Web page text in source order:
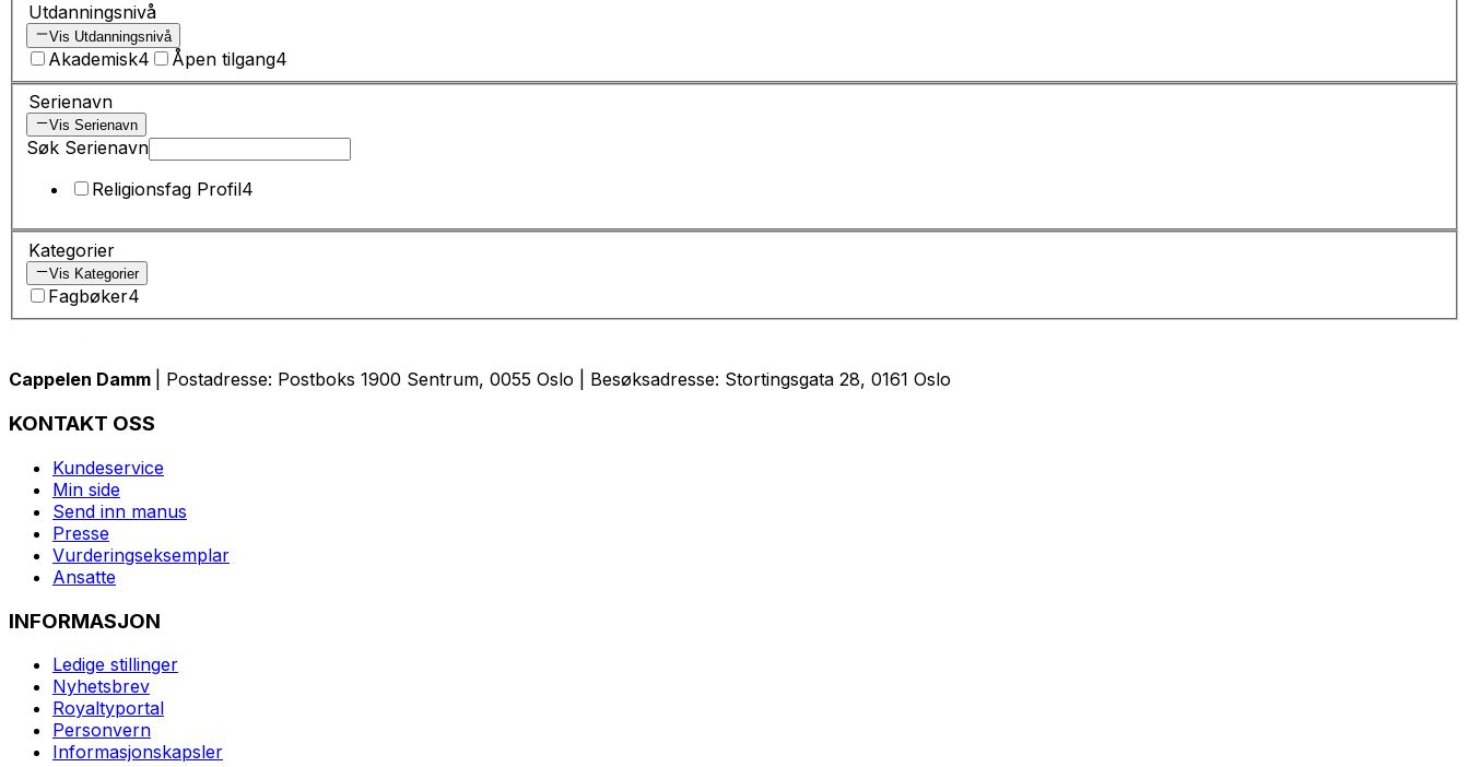
Utdanningsnivå
Vis Utdanningsnivå
Akademisk4 Åpen tilgang4
Serienavn
Vis Serienavn
Søk Serienavn
Religionsfag Profil4
Kategorier
Vis Kategorier
Fagbøker4
Cappelen Damm | Postadresse: Postboks 1900 Sentrum, 0055 Oslo | Besøksadresse: Stortingsgata 28, 0161 Oslo
KONTAKT OSS
Kundeservice
Min side
Send inn manus
Presse
Vurderingseksemplar
Ansatte
INFORMASJON
Ledige stillinger
Nyhetsbrev
Royaltyportal
Personvern
Informasjonskapsler